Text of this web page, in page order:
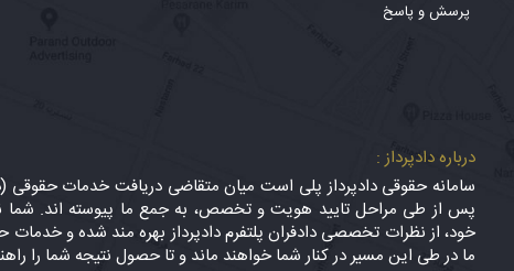
پرسش و پاسخ
درباره دادپرداز :
سامانه حقوقی دادپرداز پلی است میان متقاضی دریافت خدمات حقوقی
پس از طی مراحل تایید هویت و تخصص، به جمع ما پیوسته اند. شما
خود، از نظرات تخصصی دادفران پلتفرم دادپرداز بهره مند شده و خدمات
ما در طی این مسیر در کنار شما خواهند ماند و تا حصول نتیجه شما را